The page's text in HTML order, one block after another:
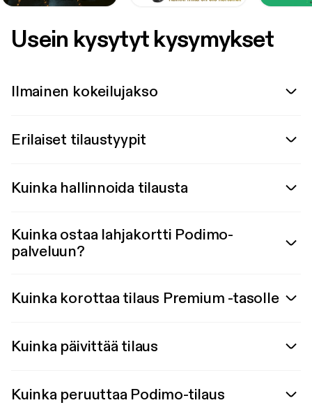
Usein kysytyt kysymykset
Ilmainen kokeilujakso
Erilaiset tilaustyypit
Kuinka hallinnoida tilausta
Kuinka ostaa lahjakortti Podimo-
palveluun?
Kuinka korottaa tilaus Premium -tasolle
Kuinka päivittää tilaus
Kuinka peruuttaa Podimo-tilaus